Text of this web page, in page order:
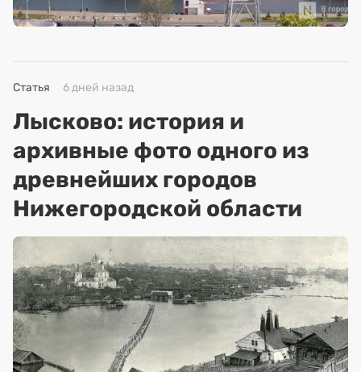
Статья 6 дней назад
Лысково: история и
архивные фото одного из
древнейших городов
Нижегородской области